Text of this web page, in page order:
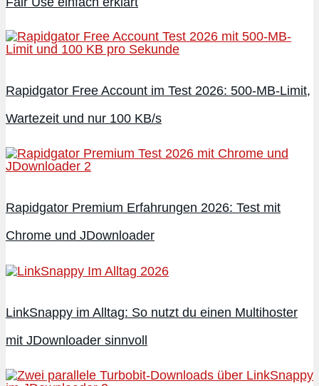
Rapidgator Free Account im Test 2026: 500-MB-Limit,
Wartezeit und nur 100 KB/s
Rapidgator Premium Erfahrungen 2026: Test mit
Chrome und JDownloader
LinkSnappy im Alltag: So nutzt du einen Multihoster
mit JDownloader sinnvoll